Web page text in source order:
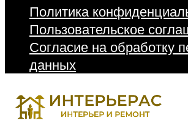
Политика
Пользовательское
Согласие на обработку
данных